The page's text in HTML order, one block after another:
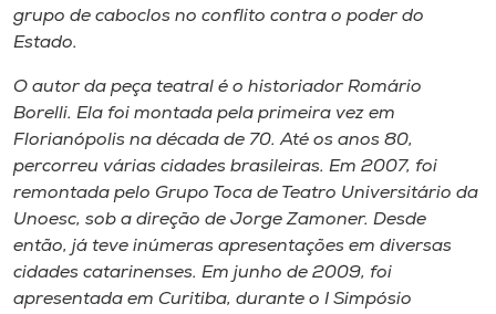
grupo de caboclos no conflito contra o poder do
Estado.
O autor da peça teatral é o historiador Romário
Borelli. Ela foi montada pela primeira vez em
Florianópolis na década de 70. Até os anos 80,
percorreu várias cidades brasileiras. Em 2007, foi
remontada pelo Grupo Toca de Teatro Universitário da
Unoesc, sob a direção de Jorge Zamoner. Desde
então, já teve inúmeras apresentações em diversas
cidades catarinenses. Em junho de 2009, foi
apresentada em Curitiba, durante o I Simpósio